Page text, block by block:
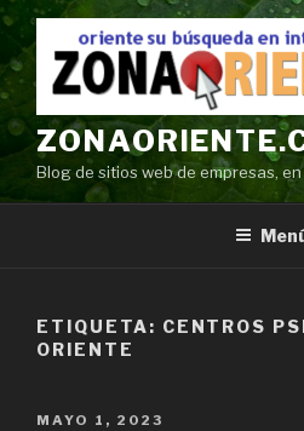
Ir
contenido
Blog de sitios web de empresas,
ETIQUETA: CENTROS
ORIENTE
POSTED
MAYO 1, 2023